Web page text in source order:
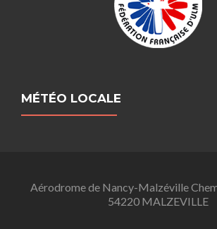
MÉTÉO LOCALE
Aérodrome de Nancy-Malzéville
54220 MALZEVILLE